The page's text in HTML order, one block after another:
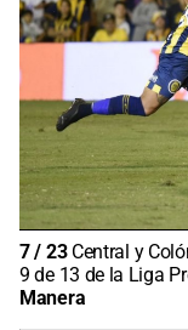
7/ 23 Central y
9 de 13 de la Liga
Manera